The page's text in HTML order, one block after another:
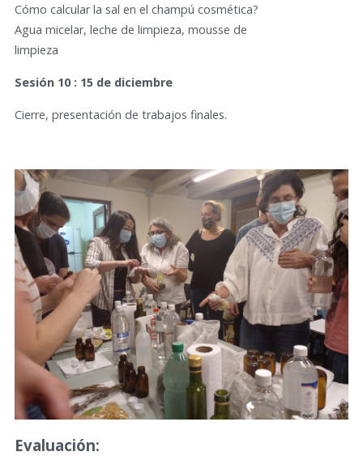
Cómo calcular la sal en el champú cosmética?
Agua micelar, leche de limpieza, mousse de
limpieza
Sesión 10 : 15 de diciembre
Cierre, presentación de trabajos finales.
Evaluación: